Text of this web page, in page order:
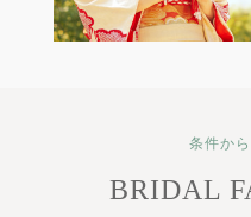
条件か
BRIDAL